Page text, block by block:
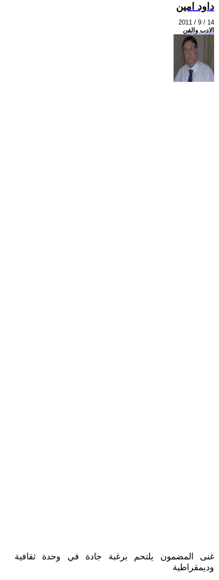
داود امين
2011 / 9 / 14
الادب والفن
غنى المضمون يلتحم برغبة جادة في وحدة ثقافية
وديمقراطية